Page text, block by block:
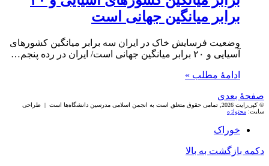
برابر میانگین جهانی است
وضعیت فرسایش خاک در ایران سه برابر میانگین کشورهای
آسیایی و ۲۰ برابر میانگین جهانی است/ ایران در رده پنجم…
ادامۀ مطلب »
صفحۀ بعدی
© کپی‌رایت 2026, تمامی حقوق متعلق است به انجمن اسلامی مدرسین دانشگاه‌ها است | طراحی
سایت: محتواژه
خوراک
دکمه بازگشت به بالا